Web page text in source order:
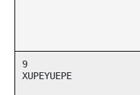
9
XUPEYUEPE